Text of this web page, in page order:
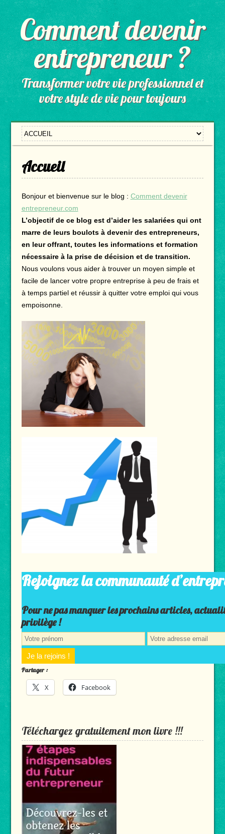
Comment devenir
entrepreneur ?
Transformer votre vie professionnel et
votre style de vie pour toujours
Accueil
Bonjour et bienvenue sur le blog : Comment devenir
entrepreneur.com
L’objectif de ce blog est d’aider les salariées qui ont
marre de leurs boulots à devenir des entrepreneurs,
en leur offrant, toutes les informations et formation
nécessaire à la prise de décision et de transition.
Nous voulons vous aider à trouver un moyen simple et
facile de lancer votre propre entreprise à peu de frais et
à temps partiel et réussir à quitter votre emploi qui vous
empoisonne.
Rejoignez la communauté
Pour ne pas manquer les prochains articles,
privilège !
Partager :
X Facebook
Téléchargez gratuitement mon livre !!!